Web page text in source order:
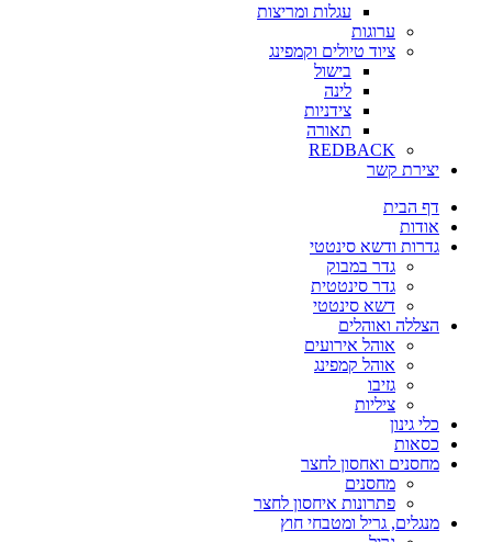
עגלות ומריצות
ערוגות
ציוד טיולים וקמפינג
בישול
לינה
צידניות
תאורה
REDBACK
יצירת קשר
דף הבית
אודות
גדרות ודשא סינטטי
גדר במבוק
גדר סינטטית
דשא סינטטי
הצללה ואוהלים
אוהל אירועים
אוהל קמפינג
גזיבו
ציליות
כלי גינון
כסאות
מחסנים ואחסון לחצר
מחסנים
פתרונות איחסון לחצר
מנגלים, גריל ומטבחי חוץ